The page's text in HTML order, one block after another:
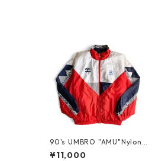
90's UMBRO "AMU"Nylon
JKT
¥11,000